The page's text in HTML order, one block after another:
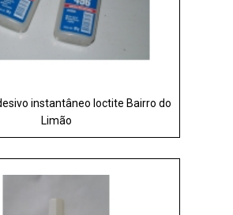
instantâneo loctite Bairro do
Limão